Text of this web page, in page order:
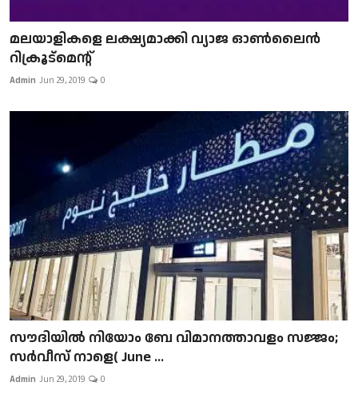
മലയാളികളെ ലക്ഷ്യമാക്കി വ്യാജ ഓൺലൈൻ
റിക്രൂട്മെന്റ്
Admin Jun 29, 2019 0
സൗദിയിൽ നിയോം ബേ വിമാനത്താവളം സജ്ജം;
സർവീസ് നാളെ( June ...
Admin Jun 29, 2019 0